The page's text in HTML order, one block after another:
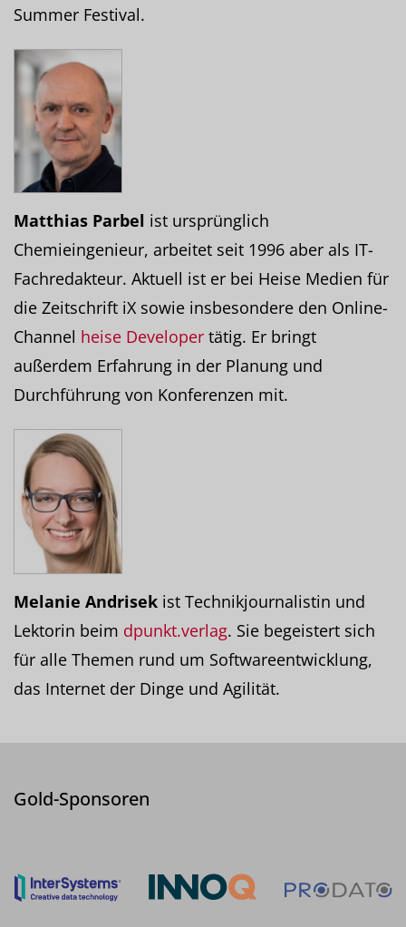
Summer Festival.
Matthias Parbel ist ursprünglich
Chemieingenieur, arbeitet seit 1996 aber als IT-
Fachredakteur. Aktuell ist er bei Heise Medien für
die Zeitschrift iX sowie insbesondere den Online-
Channel heise Developer tätig. Er bringt
außerdem Erfahrung in der Planung und
Durchführung von Konferenzen mit.
Melanie Andrisek ist Technikjournalistin und
Lektorin beim dpunkt.verlag. Sie begeistert sich
für alle Themen rund um Softwareentwicklung,
das Internet der Dinge und Agilität.
Gold-Sponsoren